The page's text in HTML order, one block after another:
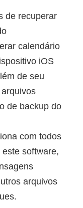
de recuperar
calendário
iOS
de seu
de backup do
com todos
software,
arquivos